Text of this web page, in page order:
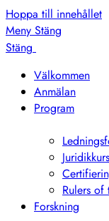
Hoppa till innehållet
Meny Stäng
Stäng
Välkommen
Anmälan
Program
undermeny
Juridikkurs
Rulers
Forskning